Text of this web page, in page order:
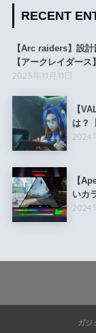
RECENT
【Arc raiders】設
【アークレイダース】
2025年11月11日
【
は？
2024
【
いカ
2024
ガジ